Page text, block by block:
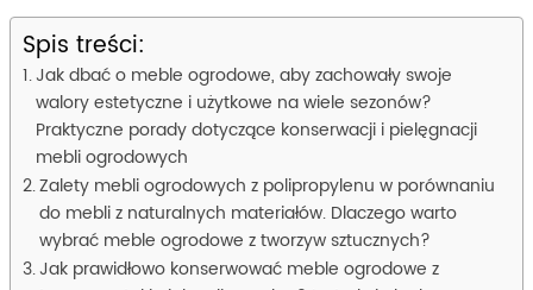
Spis treści:
Jak dbać o meble ogrodowe, aby zachowały swoje
walory estetyczne i użytkowe na wiele sezonów?
Praktyczne porady dotyczące konserwacji i pielęgnacji
mebli ogrodowych
Zalety mebli ogrodowych z polipropylenu w porównaniu
do mebli z naturalnych materiałów. Dlaczego warto
wybrać meble ogrodowe z tworzyw sztucznych?
Jak prawidłowo konserwować meble ogrodowe z